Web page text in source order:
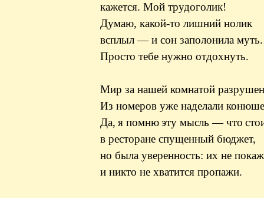
кажется. Мой трудоголик!
Думаю, какой-то лишний нолик
всплыл — и сон заполонила муть.
Просто тебе нужно отдохнуть.
Мир за нашей комнатой
Из номеров уже наделали
Да, я помню эту мысль — что
в ресторане спущенный бюджет,
но была уверенность: их не
и никто не хватится пропажи.